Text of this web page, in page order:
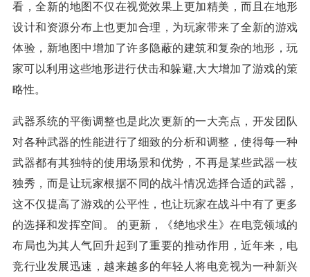
看，全新的地图不仅在视觉效果上更加精美，而且在地形
设计和资源分布上也更加合理，为玩家带来了全新的游戏
体验，新地图中增加了许多隐蔽的建筑和复杂的地形，玩
家可以利用这些地形进行伏击和躲避,大大增加了游戏的策
略性。
武器系统的平衡调整也是此次更新的一大亮点，开发团队
对各种武器的性能进行了细致的分析和调整，使得每一种
武器都有其独特的使用场景和优势，不再是某些武器一枝
独秀，而是让玩家根据不同的战斗情况选择合适的武器，
这不仅提高了游戏的公平性，也让玩家在战斗中有了更多
的选择和发挥空间。 的更新，《绝地求生》在电竞领域的
布局也为其人气回升起到了重要的推动作用，近年来，电
竞行业发展迅速，越来越多的年轻人将电竞视为一种新兴